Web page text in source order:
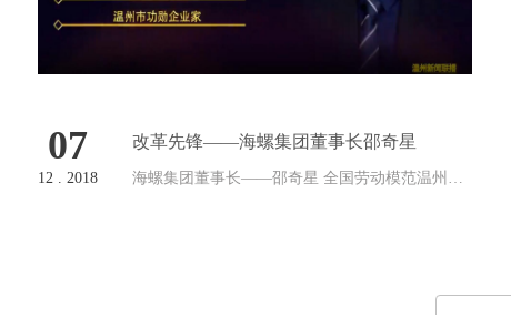
07
12 . 2018
改革先锋——海螺集团董事长邵奇星
海螺集团董事长——邵奇星 全国劳动模范温州市